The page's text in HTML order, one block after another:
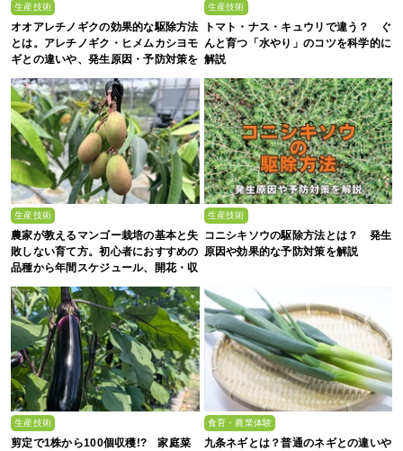
生産技術
オオアレチノギクの効果的な駆除方法
とは。アレチノギク・ヒメムカシヨモ
ギとの違いや、発生原因・予防対策を
解説
生産技術
トマト・ナス・キュウリで違う？ ぐ
んと育つ「水やり」のコツを科学的に
解説
生産技術
農家が教えるマンゴー栽培の基本と失
敗しない育て方。初心者におすすめの
品種から年間スケジュール、開花・収
生産技術
コニシキソウの駆除方法とは？ 発生
原因や効果的な予防対策を解説
生産技術
剪定で1株から100個収穫!? 家庭菜
食育・農業体験
九条ネギとは？普通のネギとの違いや